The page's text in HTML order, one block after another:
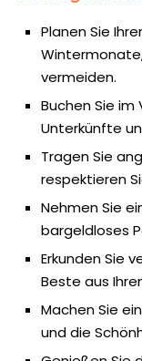
Planen Sie
vermeiden.
Buchen Sie
Unterkünfte
Tragen Sie
respektieren
Nehmen Sie
bargeldloses
Erkunden Sie
Beste aus
Machen Sie
und die